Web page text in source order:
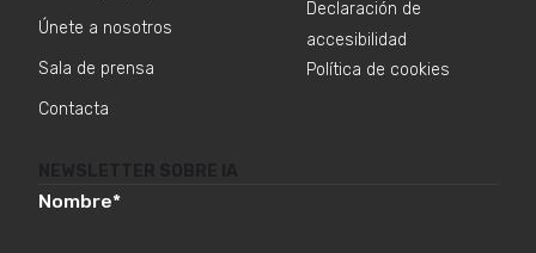
Únete a nosotros
Sala de prensa
Contacta
Declaración de
accesibilidad
Política de cookies
Nombre*